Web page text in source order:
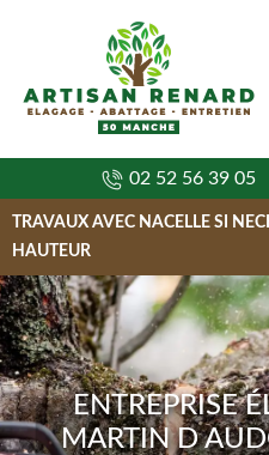
02 52 56 39 05
TRAVAUX AVEC NACELLE SI
HAUTEUR
ENTREPRISE
MARTIN D